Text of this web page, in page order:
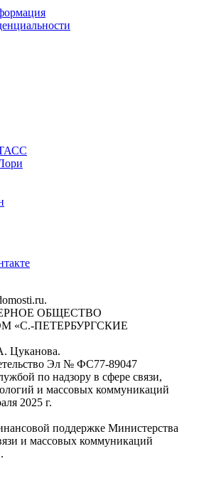
ОБЩЕСТВО
«С.-ПЕТЕРБУРГСКИЕ
Цуканова.
Эл № ФС77-89047
по надзору в сфере связи,
и массовых коммуникаций
2025 г.
поддержке Министерства
и массовых коммуникаций